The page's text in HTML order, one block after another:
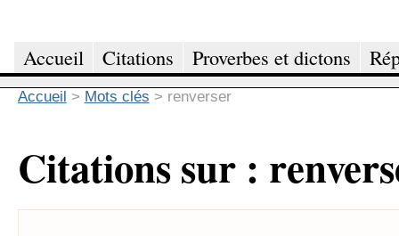
Accueil Citations Proverbes et dictons
Accueil > Mots clés > renverser
Citations sur :